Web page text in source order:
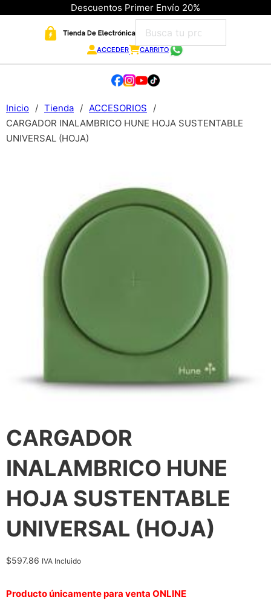
Descuentos Primer Envío 20%
ACCEDER CARRITO
Inicio / Tienda / ACCESORIOS
/
CARGADOR INALAMBRICO HUNE HOJA SUSTENTABLE
UNIVERSAL (HOJA)
CARGADOR
INALAMBRICO HUNE
HOJA SUSTENTABLE
UNIVERSAL (HOJA)
$597.86 IVA Incluido
Producto únicamente para venta ONLINE